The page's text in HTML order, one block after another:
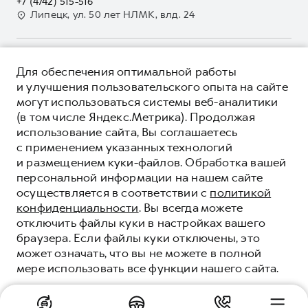
Для малого бизнеса
Система управления автопарком
Сервис для корпоративных клиентов
HAVAL Лизинг
Автомобильные аксессуары
Коллекция PRO
Коллекция Базовая
Коллекция Детская
GWM Безопасность
Мобильное приложение GWM
Программа «HAVAL Защита+»
Руководства по эксплуатации
Подписки
Автомобильные аксессуары
Коллекция PRO
Коллекция Базовая
Коллекция Детская
Контакты
Липецк, ул. 50 лет НЛМК, влд. 24
ЦЕНЫ И ВЫГОДЫ
ЮРИДИЧЕСКАЯ ИНФОРМАЦИЯ
Вся представленная на сайте информация, касающаяся
автомобилей и сервисного обслуживания, носит
информационный характер и не является публичной офертой.
Все цены, указанные на данном сайте, носят информационный
характер и являются максимально рекомендуемыми
розничными ценами по расчетам дистрибьютора (ООО «Грейт
Волл Мотор Рус»). Для получения подробной информации
просьба обращаться к ближайшему официальному дилеру ООО
«Грейт Волл Мотор Рус» либо по телефону Горячей линии 8 (800)
511-59-86, либо на сайте. Опубликованная на данном сайте
информация может быть изменена в любое время без
****На некоторых автомобилях HAVAL может отсутствовать
система / устройство вызова экстренных оперативных служб
(блок ЭРА-ГЛОНАСС).
Показать все
© 2026 ООО «Грейт Волл Мотор Рус»
© 2026 ООО «Автолюкс-Воронеж»
Политика конфиденциальности
Юридическая информация
Сделано в ПЕРКС
Для обеспечения оптимальной работы
и улучшения пользовательского опыта на сайте
могут использоваться системы веб-аналитики
(в том числе Яндекс.Метрика). Продолжая
использование сайта, Вы соглашаетесь
с применением указанных технологий
и размещением куки-файлов. Обработка вашей
персональной информации на нашем сайте
осуществляется в соответствии с политикой
конфиденциальности. Вы всегда можете
отключить файлы куки в настройках вашего
браузера. Если файлы куки отключены, это
может означать, что вы не можете в полной
мере использовать все функции нашего сайта.
ПОНЯТНО